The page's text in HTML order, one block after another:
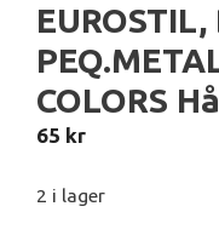
COLORS
65 kr
2 i lager